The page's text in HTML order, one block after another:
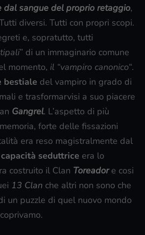
dal sangue del proprio retaggio,
diversi. Tutti con propri scopi.
e, sopratutto, tutti
” di un immaginario comune
momento, il “vampiro canonico“.
bestiale del vampiro in grado di
e trasformarvisi a suo piacere
Gangrel. L’aspetto di più
forte delle fissazioni
era reso magistralmente dal
capacità seduttrice era lo
costruito il Clan Toreador e cosi
13 Clan che altri non sono che
un puzzle di quel nuovo mondo